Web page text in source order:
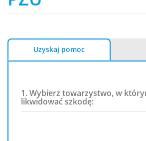
Uzyskaj pomoc
1. Wybierz towarzystwo, w
likwidować szkodę: